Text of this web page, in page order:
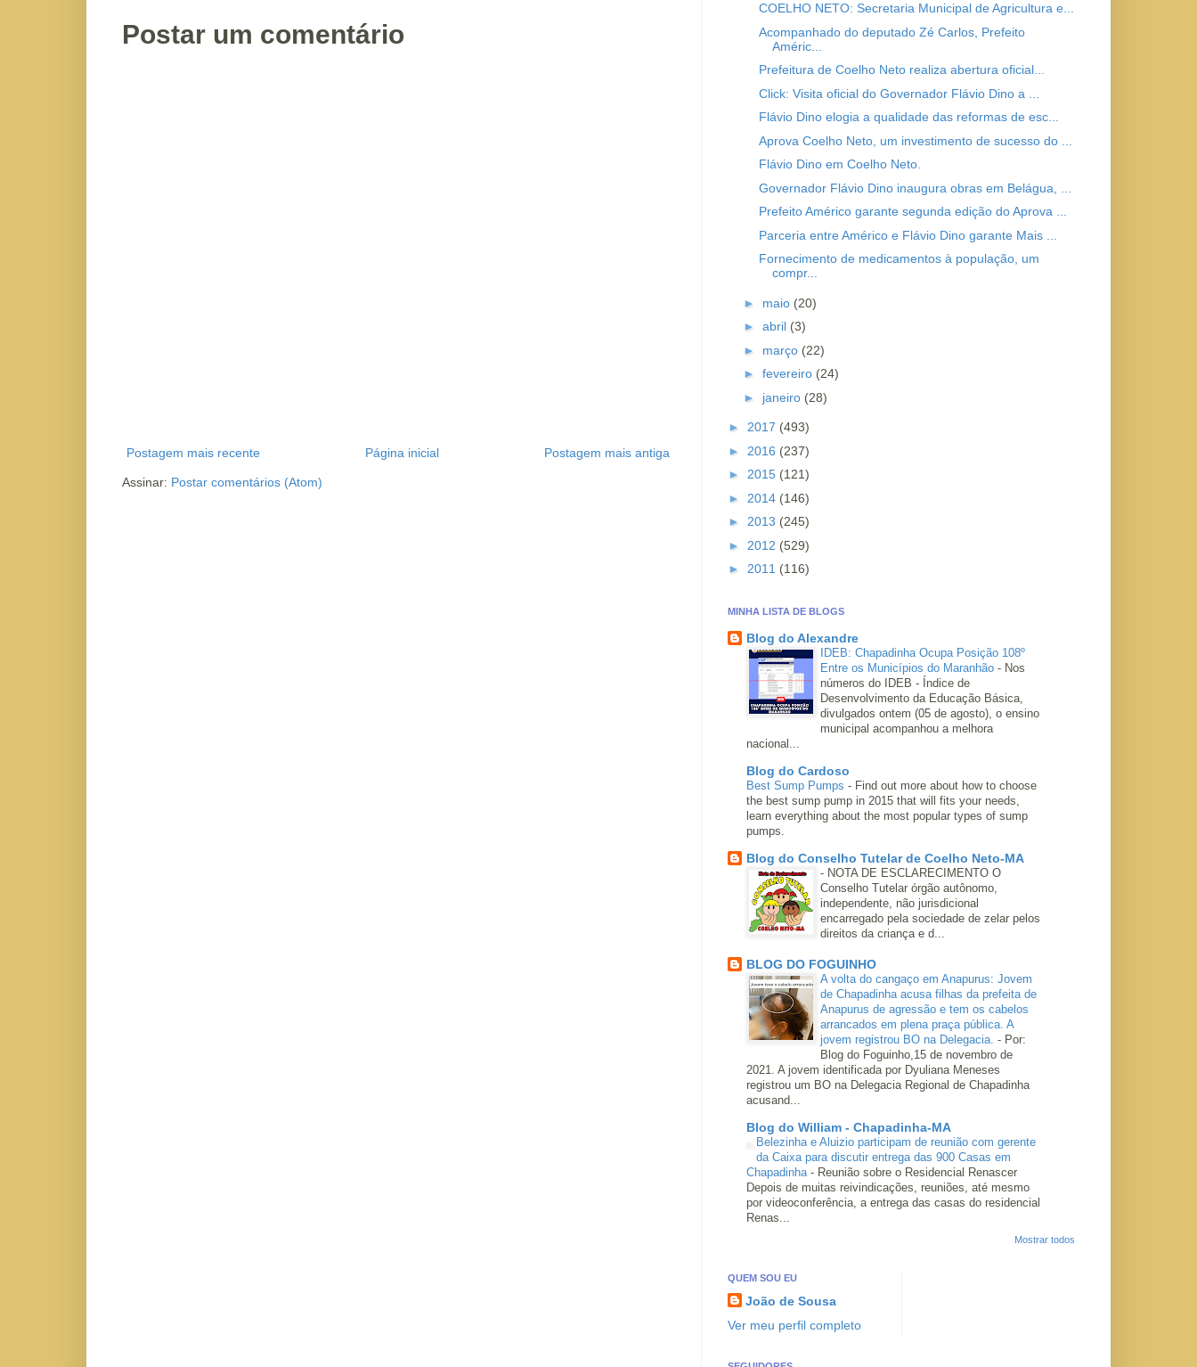
Postar um comentário
Postagem mais recente Postagem mais antiga
Página inicial
Assinar: Postar comentários (Atom)
COELHO NETO: Secretaria Municipal de Agricultura e...
Acompanhado do deputado Zé Carlos, Prefeito
Améric...
Prefeitura de Coelho Neto realiza abertura oficial...
Click: Visita oficial do Governador Flávio Dino a ...
Flávio Dino elogia a qualidade das reformas de esc...
Aprova Coelho Neto, um investimento de sucesso do ...
Flávio Dino em Coelho Neto.
Governador Flávio Dino inaugura obras em Belágua, ...
Prefeito Américo garante segunda edição do Aprova ...
Parceria entre Américo e Flávio Dino garante Mais ...
Fornecimento de medicamentos à população, um
compr...
► maio (20)
► abril (3)
► março (22)
► fevereiro (24)
► janeiro (28)
► 2017 (493)
► 2016 (237)
► 2015 (121)
► 2014 (146)
► 2013 (245)
► 2012 (529)
► 2011 (116)
MINHA LISTA DE BLOGS
Blog do Alexandre
IDEB: Chapadinha Ocupa Posição 108º
Entre os Municípios do Maranhão - Nos
números do IDEB - Índice de
Desenvolvimento da Educação Básica,
divulgados ontem (05 de agosto), o ensino
municipal acompanhou a melhora
nacional...
Blog do Cardoso
Best Sump Pumps - Find out more about how to choose
the best sump pump in 2015 that will fits your needs,
learn everything about the most popular types of sump
pumps.
Blog do Conselho Tutelar de Coelho Neto-MA
- NOTA DE ESCLARECIMENTO O
Conselho Tutelar órgão autônomo,
independente, não jurisdicional
encarregado pela sociedade de zelar pelos
direitos da criança e d...
BLOG DO FOGUINHO
A volta do cangaço em Anapurus: Jovem
de Chapadinha acusa filhas da prefeita de
Anapurus de agressão e tem os cabelos
arrancados em plena praça pública. A
jovem registrou BO na Delegacia. - Por:
Blog do Foguinho,15 de novembro de
2021. A jovem identificada por Dyuliana Meneses
registrou um BO na Delegacia Regional de Chapadinha
acusand...
Blog do William - Chapadinha-MA
Belezinha e Aluizio participam de reunião com gerente
da Caixa para discutir entrega das 900 Casas em
Chapadinha - Reunião sobre o Residencial Renascer
Depois de muitas reivindicações, reuniões, até mesmo
por videoconferência, a entrega das casas do residencial
Renas...
Mostrar todos
QUEM SOU EU
João de Sousa
Ver meu perfil completo